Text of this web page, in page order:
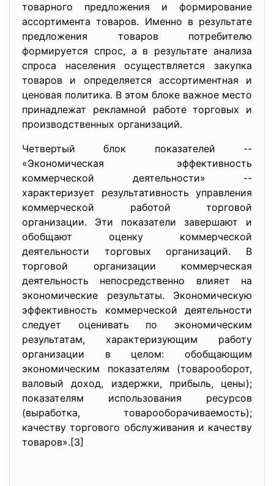
товарного предложения и формирование
ассортимента товаров. Именно в результате
предложения товаров потребителю
формируется спрос, а в результате анализа
спроса населения осуществляется закупка
товаров и определяется ассортиментная и
ценовая политика. В этом блоке важное место
принадлежат рекламной работе торговых и
производственных организаций.
Четвертый блок показателей --
«Экономическая эффективность
коммерческой деятельности» --
характеризует результативность управления
коммерческой работой торговой
организации. Эти показатели завершают и
обобщают оценку коммерческой
деятельности торговых организаций. В
торговой организации коммерческая
деятельность непосредственно влияет на
экономические результаты. Экономическую
эффективность коммерческой деятельности
следует оценивать по экономическим
результатам, характеризующим работу
организации в целом: обобщающим
экономическим показателям (товарооборот,
валовый доход, издержки, прибыль, цены);
показателям использования ресурсов
(выработка, товарооборачиваемость);
качеству торгового обслуживания и качеству
товаров».[3]